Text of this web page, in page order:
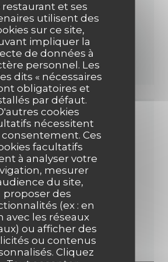
restaurant et ses
utilisent des
sur ce site,
impliquer la
de données à
personnel. Les
dits « nécessaires
obligatoires et
par défaut.
cookies
nécessitent
Ces
facultatifs
à analyser votre
mesurer
du site,
proposer des
(ex : en
avec les réseaux
ou afficher des
ou contenus
Cliquez
ITALIEN
NORMA
Turbigo - 75003 Paris
VOIR LE SITE